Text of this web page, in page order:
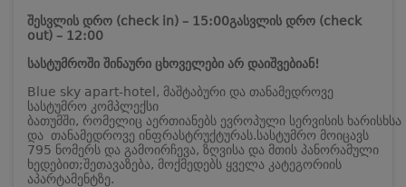
შესვლის დრო (check in) – 15:00გასვლის დრო (check
out) – 12:00
სასტუმროში შინაური ცხოველები არ დაიშვებიან!
Blue sky apart-hotel, მაშტაბური და თანამედროვე
სასტუმრო კომპლექსი
ბათუმში, რომელიც აერთიანებს ევროპული სერვისის ხარისხსა
და თანამედროვე ინფრასტრუქტურას.სასტუმრო მოიცავს
795 ნომერს და გამოირჩევა, ზღვისა და მთის პანორამული
ხედებით;შეთავაზება, მოქმედებს ყველა კატეგორიის
აპარტამენტზე.